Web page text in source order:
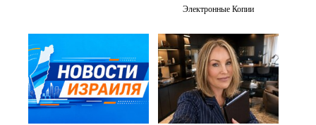
Электронные Копии